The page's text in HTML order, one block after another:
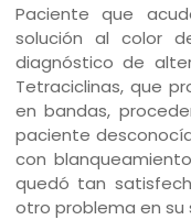
Paciente que
solución al color
diagnóstico de
Tetraciclinas, que
en bandas,
paciente
con
quedó tan
otro problema en su